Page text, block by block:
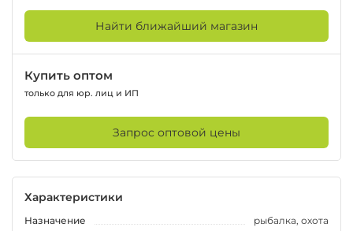
Найти ближайший магазин
Купить оптом
только для юр. лиц и ИП
Запрос оптовой цены
Характеристики
Назначение
рыбалка, охота